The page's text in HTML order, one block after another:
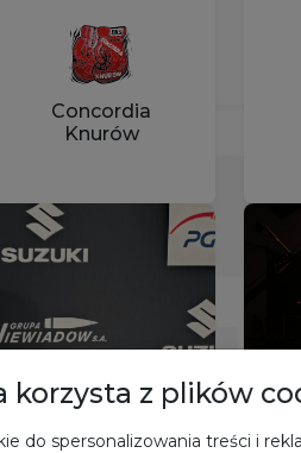
Concordia
Knurów
korzysta z plików
do spersonalizowania treści i